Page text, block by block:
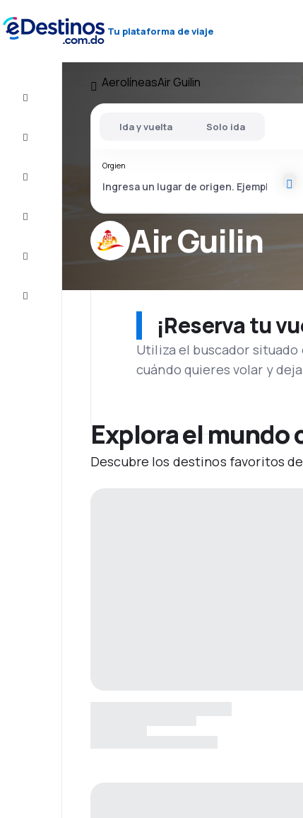
Tu plataforma de viaje
Atención
AerolíneasAir Guilin
Air Guilin
Ida y vuelta Solo ida
Orgien
¡Reserva tu
Utiliza el buscador
cuándo quieres volar y
Explora el mundo
Descubre los destinos favoritos